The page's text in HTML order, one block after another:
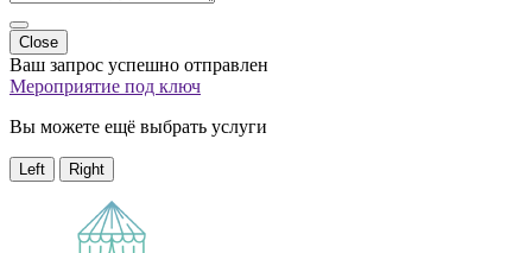
Close
Ваш запрос успешно отправлен
Мероприятие под ключ
Вы можете ещё выбрать услуги
Left Right